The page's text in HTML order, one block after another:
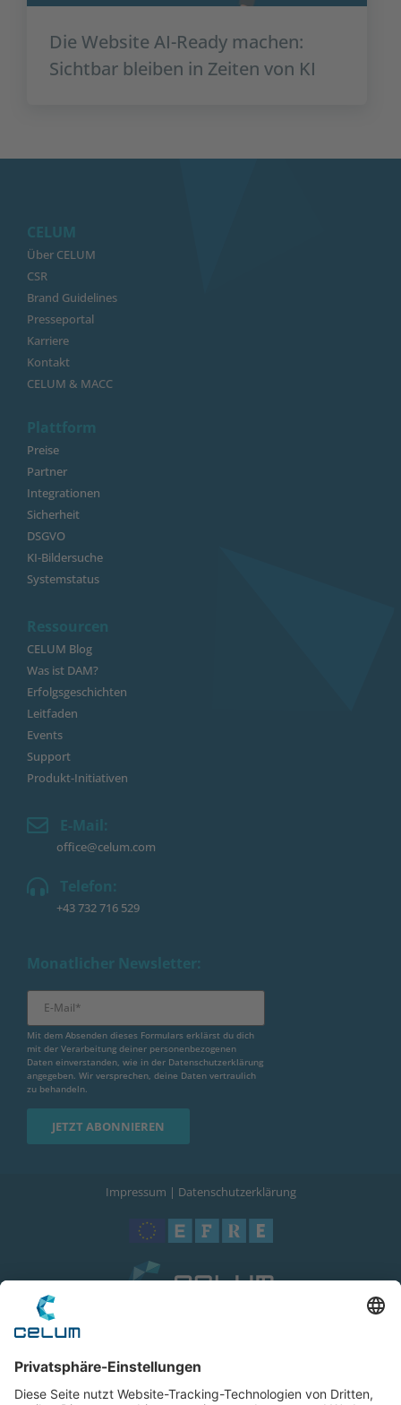
Die Website AI-Ready machen:
Sichtbar bleiben in Zeiten von KI
CELUM
Über CELUM
CSR
Brand Guidelines
Presseportal
Karriere
Kontakt
CELUM & MACC
Plattform
Preise
Partner
Integrationen
Sicherheit
DSGVO
KI-Bildersuche
Systemstatus
Ressourcen
CELUM Blog
Was ist DAM?
Erfolgsgeschichten
Leitfaden
Events
Support
Produkt-Initiativen
E-Mail:
office@celum.com
Telefon:
+43 732 716 529
Monatlicher Newsletter:
Mit dem Absenden dieses Formulars erklärst du dich
mit der Verarbeitung deiner personenbezogenen
Daten einverstanden, wie in der Datenschutzerklärung
angegeben. Wir versprechen, deine Daten vertraulich
zu behandeln.
Impressum | Datenschutzerklärung